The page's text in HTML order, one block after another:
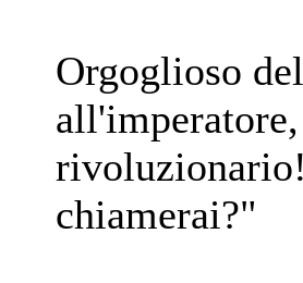
Orgoglioso
chiamerai?"